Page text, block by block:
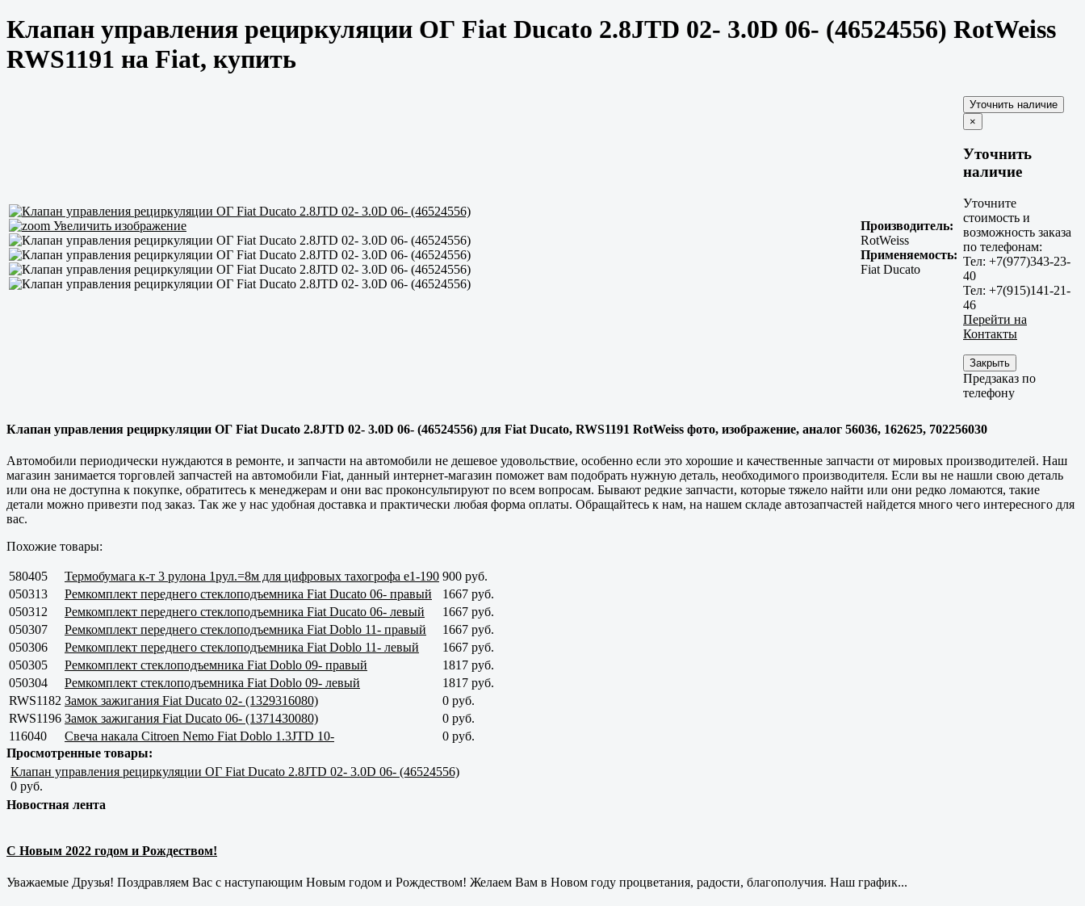
Клапан управления рециркуляции ОГ Fiat Ducato 2.8JTD 02- 3.0D 06- (46524556) RotWeiss
RWS1191 на Fiat, купить
Увеличить изображение
Производитель:
RotWeiss
Применяемость:
Fiat Ducato
×
Уточнить
наличие
Уточните
стоимость и
возможность заказа
по телефонам:
Тел: +7(977)343-23-
40
Тел: +7(915)141-21-
46
Перейти на
Контакты
Закрыть
Предзаказ по
телефону
Клапан управления рециркуляции ОГ Fiat Ducato 2.8JTD 02- 3.0D 06- (46524556) для Fiat Ducato, RWS1191 RotWeiss фото, изображение, аналог 56036, 162625, 702256030
Автомобили периодически нуждаются в ремонте, и запчасти на автомобили не дешевое удовольствие, особенно если это хорошие и качественные запчасти от мировых производителей. Наш
магазин занимается торговлей запчастей на автомобили Fiat, данный интернет-магазин поможет вам подобрать нужную деталь, необходимого производителя. Если вы не нашли свою деталь
или она не доступна к покупке, обратитесь к менеджерам и они вас проконсультируют по всем вопросам. Бывают редкие запчасти, которые тяжело найти или они редко ломаются, такие
детали можно привезти под заказ. Так же у нас удобная доставка и практически любая форма оплаты. Обращайтесь к нам, на нашем складе автозапчастей найдется много чего интересного для
вас.
Похожие товары:
580405 Термобумага к-т 3 рулона 1рул.=8м для цифровых тахогрофа e1-190 900 руб.
050313
Ремкомплект переднего стеклоподъемника Fiat Ducato 06- правый
1667 руб.
050312
Ремкомплект переднего стеклоподъемника Fiat Ducato 06- левый
1667 руб.
050307
Ремкомплект переднего стеклоподъемника Fiat Doblo 11- правый
1667 руб.
050306
Ремкомплект переднего стеклоподъемника Fiat Doblo 11- левый
1667 руб.
050305
Ремкомплект стеклоподъемника Fiat Doblo 09- правый
1817 руб.
050304
Ремкомплект стеклоподъемника Fiat Doblo 09- левый
1817 руб.
RWS1182 Замок зажигания Fiat Ducato 02- (1329316080)
0 руб.
RWS1196 Замок зажигания Fiat Ducato 06- (1371430080)
0 руб.
116040
Свеча накала Citroen Nemo Fiat Doblo 1.3JTD 10-
0 руб.
Просмотренные товары:
Клапан управления рециркуляции ОГ Fiat Ducato 2.8JTD 02- 3.0D 06- (46524556)
0 руб.
Новостная лента
С Новым 2022 годом и Рождеством!
Уважаемые Друзья! Поздравляем Вас с наступающим Новым годом и Рождеством! Желаем Вам в Новом году процветания, радости, благополучия. Наш график...